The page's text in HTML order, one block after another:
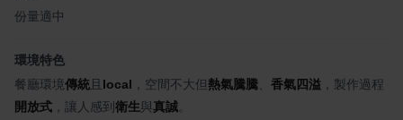
份量適中
環境特色
餐廳環境傳統 且 local ，空間不大但熱氣騰騰 香氣四溢 ，製作過程
開放式 ，讓人感到 衛生與真誠